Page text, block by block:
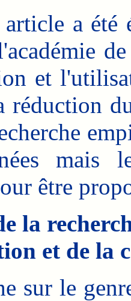
a été
et
réduction
mais
être
la
et de la
sur le